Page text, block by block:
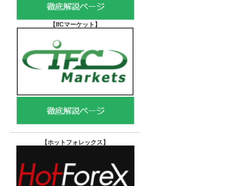
【IfCマーケット 】
【ホットフォレックス】